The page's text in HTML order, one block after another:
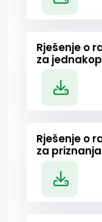
Rješenje o
za
Rješenje o
za